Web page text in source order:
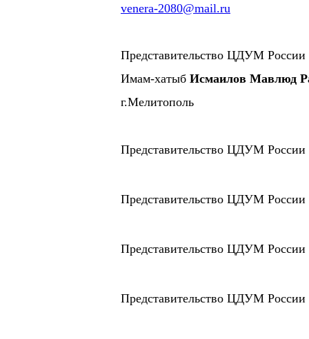
venera-2080@mail.ru
Представительство ЦДУМ России
Имам-хатыб Исмаилов Мавлюд
г.Мелитополь
Представительство ЦДУМ
Представительство ЦДУМ
Представительство ЦДУМ России
Представительство ЦДУМ России